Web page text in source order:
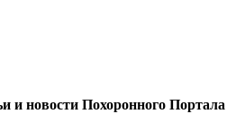
и новости Похоронного Портала